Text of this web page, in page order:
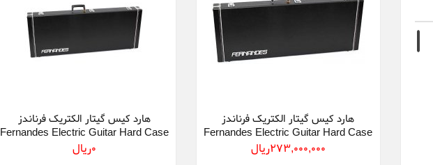
هارد کیس گیتار الکتریک فرناندز
Fernandes Electric Guitar Hard Case
HC G
273,000,000ريال
هارد کیس گیتار الکتریک فرناندز
Fernandes Electric Guitar Hard Case
HC RR
0ريال